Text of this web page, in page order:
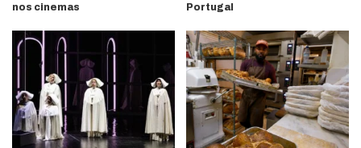
nos cinemas
Portugal